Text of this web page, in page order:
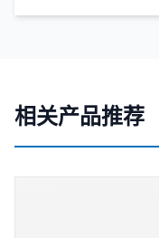
相关产品推荐